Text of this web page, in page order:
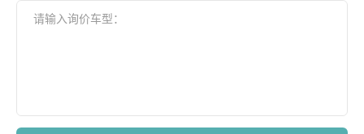
请输入询价车型：